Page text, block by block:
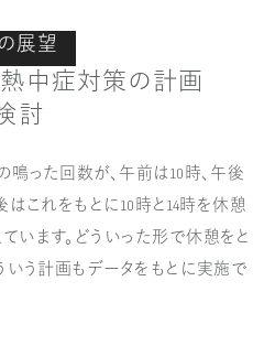
展望
中症対策の計画
討
鳴った回数が、午前は10時、午後
はこれをもとに10時と14時を休憩
います。どういった形で休憩をと
いう計画もデータをもとに実施で